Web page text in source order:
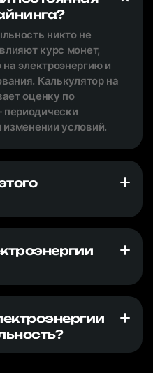
никто не
курс монет,
электроэнергию и
Калькулятор на
оценку по
изменении условий.